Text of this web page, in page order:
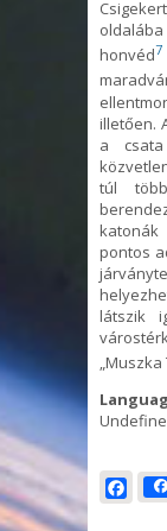
honvéd7
illetően.
a
túl
pontos
látszik